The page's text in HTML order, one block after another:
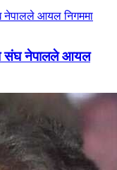
संघ नेपालले आयल